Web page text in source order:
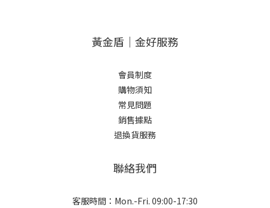
黃金盾｜金好服務
會員制度
購物須知
常見問題
銷售據點
退換貨服務
聯絡我們
客服時間：Mon.-Fri. 09:00-17:30